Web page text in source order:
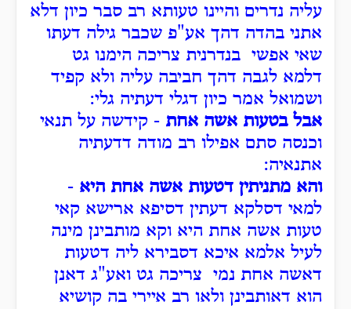
עליה נדרים והיינו טעותא רב סבר כיון דלא
אתני בהדה דהך אע"פ שכבר גילה דעתו
שאי אפשי בנדרנית צריכה הימנו גט
דלמא לגבה דהך חביבה עליה ולא קפיד
ושמואל אמר כיון דגלי דעתיה גלי:
אבל בטעות אשה אחת - קידשה על תנאי
וכנסה סתם אפילו רב מודה דדעתיה
אתנאיה:
והא מתניתין דטעות אשה אחת היא -
למאי דסלקא דעתין דסיפא ארישא קאי
טעות אשה אחת היא וקא מותבינן מינה
לעיל אלמא איכא דסבירא ליה דטעות
דאשה אחת נמי צריכה גט ואע"ג דאנן
הוא דאותבינן ולאו רב איירי בה קושיא